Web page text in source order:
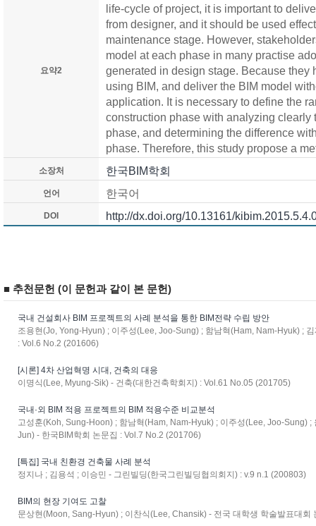
요약2
life-cycle of project, it is important to
from designer, and it should be used
maintenance stage. However,
model at each phase in many practise
generated in design stage. Because they
using BIM, and deliver the BIM model
application. It is necessary to define the
construction phase with analyzing clearly
phase, and determining the difference
phase. Therefore, this study propose a
소장처 한국BIM학회
언어 한국어
DOI http://dx.doi.org/10.13161/
■ 추천문헌 (이 문헌과 같이 본 문헌)
국내 건설회사 BIM 프로젝트의 사례 분석을 통한 BIM전략 수립 방안
조용현(Jo, Yong-Hyun) ; 이주성(Lee, Joo-Sung) ; 함남혁(Ham, Nam-Hyuk) ;
: Vol.6 No.2 (201606)
[시론] 4차 산업혁명 시대, 건축의 대응
이명식(Lee, Myung-Sik) - 건축(대한건축학회지) : Vol.61 No.05 (201705)
국내·외 BIM 적용 프로젝트의 BIM 적용수준 비교분석
고성훈(Koh, Sung-Hoon) ; 함남혁(Ham, Nam-Hyuk) ; 이주성(Lee, Joo-Sung)
Jun) - 한국BIM학회 논문집 : Vol.7 No.2 (201706)
[특집] 국내 친환경 건축물 사례 분석
정지나 ; 김용석 ; 이승민 - 그린빌딩(한국그린빌딩협의회지) : v.9 n.1 (200803)
BIM의 현장 기여도 고찰
문상현(Moon, Sang-Hyun) ; 이찬식(Lee, Chansik) - 전국 대학생 학술발표대회